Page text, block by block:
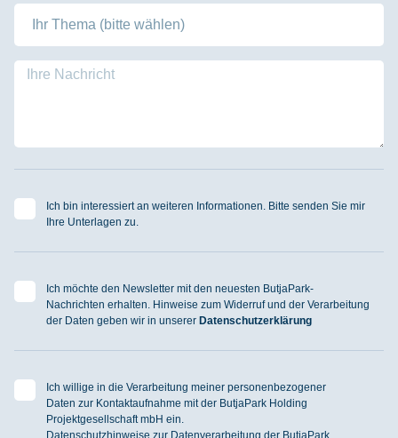
Ich bin interessiert an weiteren Informationen. Bitte senden Sie mir
Ihre Unterlagen zu.
Ich möchte den Newsletter mit den neuesten ButjaPark-
Nachrichten erhalten. Hinweise zum Widerruf und der Verarbeitung
der Daten geben wir in unserer Datenschutzerklärung
Ich willige in die Verarbeitung meiner personenbezogener
Daten zur Kontaktaufnahme mit der ButjaPark Holding
Projektgesellschaft mbH ein.